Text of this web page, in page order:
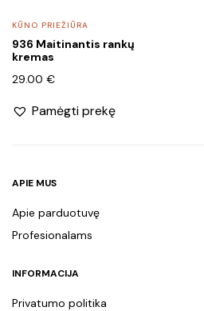
KŪNO PRIEŽIŪRA
936 Maitinantis rankų
kremas
29.00 €
Pamėgti prekę
APIE MUS
Apie parduotuvę
Profesionalams
INFORMACIJA
Privatumo politika